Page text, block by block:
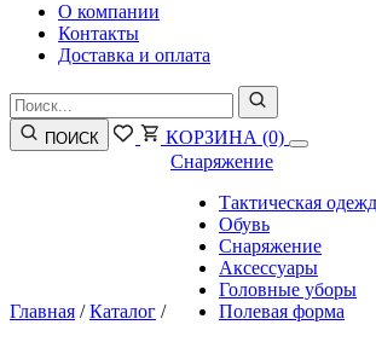
О компании
Контакты
Доставка и оплата
ПОИСК КОРЗИНА (0)
Главная /Каталог /
Снаряжение
Тактическая
Обувь
Снаряжение
Аксессуары
Головные уборы
Полевая форма